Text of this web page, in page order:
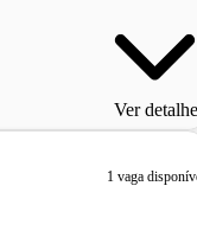
Ver
1 vaga